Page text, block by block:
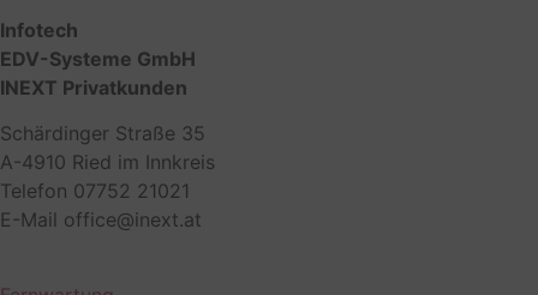
Infotech
EDV-Systeme GmbH
INEXT Privatkunden
Schärdinger Straße 35
A-4910 Ried im Innkreis
Telefon 07752 21021
E-Mail office@inext.at